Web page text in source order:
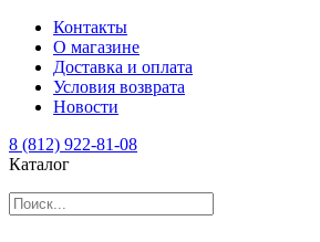
Контакты
О магазине
Доставка и оплата
Условия возврата
Новости
8 (812) 922-81-08
Каталог